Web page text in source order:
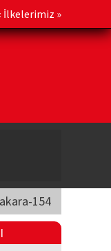
İlkelerimiz »
154